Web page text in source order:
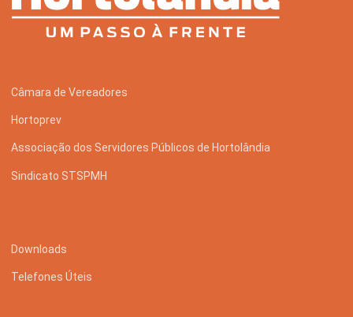
Câmara de Vereadores
Hortoprev
Associação dos Servidores Públicos de Hortolândia
Sindicato STSPMH
Downloads
Telefones Úteis